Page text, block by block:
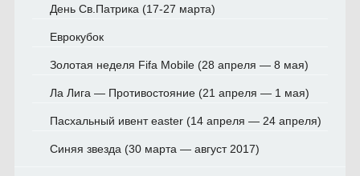
День Св.Патрика (17-27 марта)
Еврокубок
Золотая неделя Fifa Mobile (28 апреля — 8 мая)
Ла Лига — Противостояние (21 апреля — 1 мая)
Пасхальный ивент easter (14 апреля — 24 апреля)
Синяя звезда (30 марта — август 2017)